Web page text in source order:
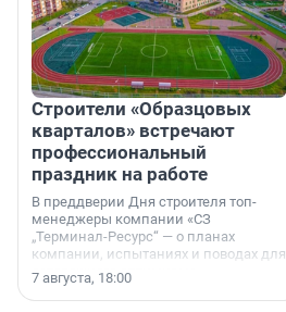
Строители «Образцовых
кварталов» встречают
профессиональный
праздник на работе
В преддверии Дня строителя топ-
менеджеры компании «СЗ
„Терминал-Ресурс“ — о планах
компании, испытаниях и поводах для
осторожного оптимизма.
7 августа, 18:00